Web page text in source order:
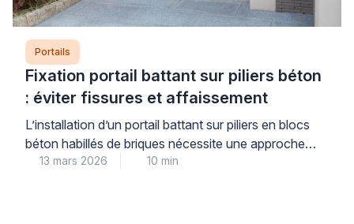
Portails
Fixation portail battant sur piliers béton
: éviter fissures et affaissement
L’installation d’un portail battant sur piliers en blocs
béton habillés de briques nécessite une approche
technique rigoureuse. Les contraintes mécaniques
13 mars 2026 10 min